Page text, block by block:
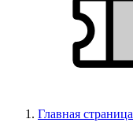
Главная страница